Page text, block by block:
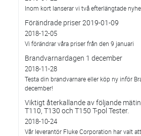
Inom kort lanserar vi två efterlängtade
Förändrade priser 2019-01-09
2018-12-05
Vi förändrar våra priser från den 9 januari
Brandvarnardagen 1 december
2018-11-28
Testa din brandvarnare eller köp ny inför
december!
Viktigt återkallande av följande
T110, T130 och T150 T-pol Tester.
2018-10-24
Vår leverantör Fluke Corporation har valt